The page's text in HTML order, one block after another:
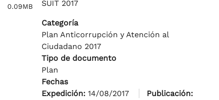
0.09MB
SUIT 2017
Categoría
Plan Anticorrupción y Atención al
Ciudadano 2017
Tipo de documento
Plan
Fechas
Expedición: 14/08/2017
Publicación: